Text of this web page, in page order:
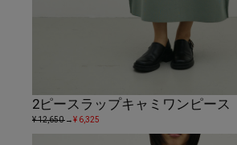
2ピースラップキャミワンピース
¥ 12,650→¥ 6,325